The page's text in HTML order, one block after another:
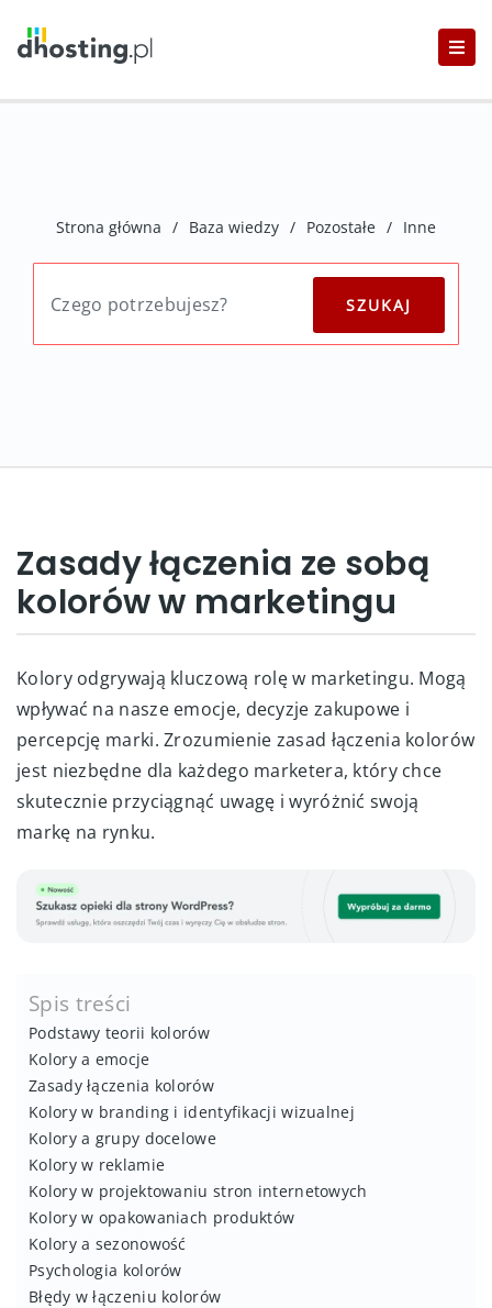
Strona główna / Baza wiedzy / Pozostałe / Inne
Zasady łączenia ze sobą
kolorów w marketingu
Kolory odgrywają kluczową rolę w marketingu. Mogą
wpływać na nasze emocje, decyzje zakupowe i
percepcję marki. Zrozumienie zasad łączenia kolorów
jest niezbędne dla każdego marketera, który chce
skutecznie przyciągnąć uwagę i wyróżnić swoją
markę na rynku.
Spis treści
Podstawy teorii kolorów
Kolory a emocje
Zasady łączenia kolorów
Kolory w branding i identyfikacji wizualnej
Kolory a grupy docelowe
Kolory w reklamie
Kolory w projektowaniu stron internetowych
Kolory w opakowaniach produktów
Kolory a sezonowość
Psychologia kolorów
Błędy w łączeniu kolorów